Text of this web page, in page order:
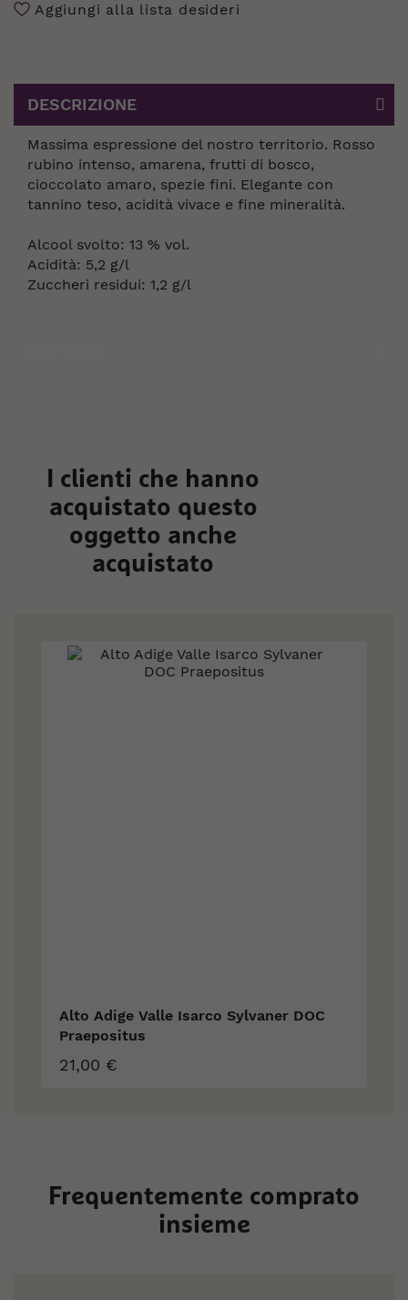
Aggiungi alla lista desideri
DESCRIZIONE
Massima espressione del nostro territorio. Rosso
rubino intenso, amarena, frutti di bosco,
cioccolato amaro, spezie fini. Elegante con
tannino teso, acidità vivace e fine mineralità.
Alcool svolto: 13 % vol.
Acidità: 5,2 g/l
Zuccheri residui: 1,2 g/l
I clienti che hanno
acquistato questo
oggetto anche
acquistato
Skip
Alto Adige Valle Isarco Sylvaner DOC
Praepositus
21,00 €
Frequentemente comprato
insieme